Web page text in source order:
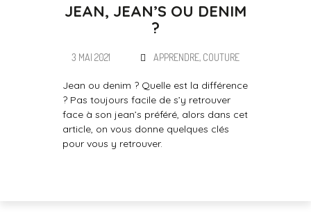
JEAN, JEAN’S OU DENIM
?
3 MAI 2021 APPRENDRE, COUTURE
Jean ou denim ? Quelle est la différence
? Pas toujours facile de s’y retrouver
face à son jean’s préféré, alors dans cet
article, on vous donne quelques clés
pour vous y retrouver.